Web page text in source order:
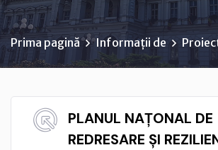
Prima pagină Informații de
PLANUL NAȚONAL DE
REDRESARE ȘI